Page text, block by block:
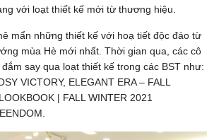
với loạt thiết kế mới từ thương hiệu.
mẩn những thiết kế với hoạ tiết độc đáo từ
mùa Hè mới nhất. Thời gian qua, các cô
đắm say qua loạt thiết kế trong các BST như:
VICTORY, ELEGANT ERA – FALL
| FALL WINTER 2021